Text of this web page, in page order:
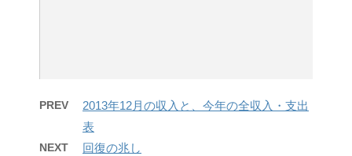
PREV
2013年12月の収入と、今年の全収入・支出
表
NEXT 回復の兆し